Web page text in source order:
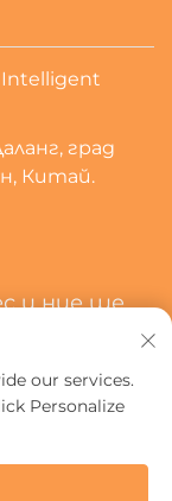
Intelligent
град
Китай.
и ние ще
Абонирай Се
our services.
Personalize